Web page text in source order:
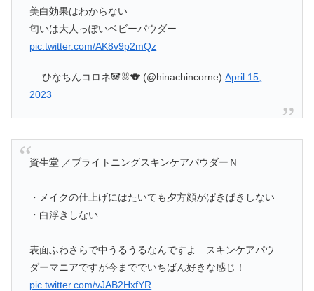
美白効果はわからない
匂いは大人っぽいベビーパウダー
pic.twitter.com/AK8v9p2mQz
— ひなちんコロネ🐼🐰🐨 (@hinachincorne)April 15,
2023
資生堂 ／ブライトニングスキンケアパウダーＮ
・メイクの仕上げにはたいても夕方顔がぱきぱきしない
・白浮きしない
表面ふわさらで中うるうるなんですよ…スキンケアパウ
ダーマニアですが今まででいちばん好きな感じ！
pic.twitter.com/vJAB2HxfYR